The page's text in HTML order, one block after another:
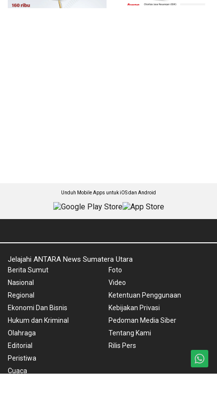
Unduh Mobile Apps untuk iOS dan Android
Jelajahi ANTARA News Sumatera Utara
Berita Sumut
Nasional
Regional
Ekonomi Dan Bisnis
Hukum dan Kriminal
Olahraga
Editorial
Peristiwa
Cuaca
Foto
Video
Ketentuan Penggunaan
Kebijakan Privasi
Pedoman Media Siber
Tentang Kami
Rilis Pers